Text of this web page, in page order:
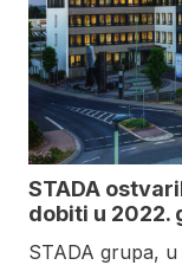
STADA
dobiti u 2022.
STADA grupa,